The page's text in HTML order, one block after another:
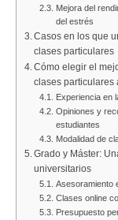
Mejora del
del estrés
Casos en los que
clases particulares
Cómo elegir el
clases particulares
Experiencia en
Opiniones y
estudiantes
Modalidad de
Grado y Máster:
universitarios
Asesoramiento
Clases online
Presupuesto